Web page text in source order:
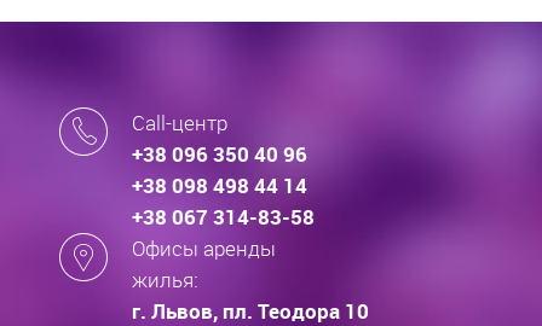
Call-центр
+38 096 350 40 96
+38 098 498 44 14
+38 067 314-83-58
Офисы аренды
жилья:
г. Львов, пл. Теодора 10